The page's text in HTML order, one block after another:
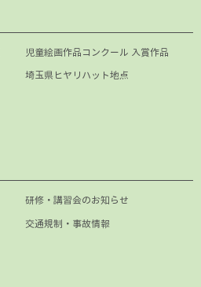
児童絵画作品コンクール 入賞作品
埼玉県ヒヤリハット地点
研修・講習会のお知らせ
交通規制・事故情報